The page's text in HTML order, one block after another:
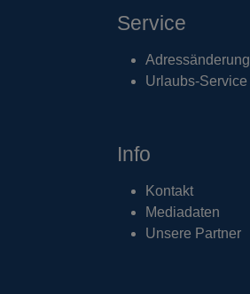
Service
Adressänderung
Urlaubs-Service
Info
Kontakt
Mediadaten
Unsere Partner